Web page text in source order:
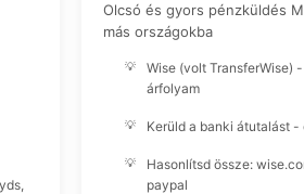
Olcsó és gyors pénzküldés
más országokba
Wise (volt TransferWise)
árfolyam
Kerüld a banki átutalást -
Hasonlítsd össze:
paypal